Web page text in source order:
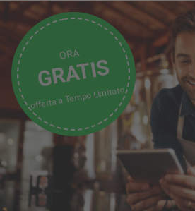
ORA
GRATIS
offerta aTempo Limitato